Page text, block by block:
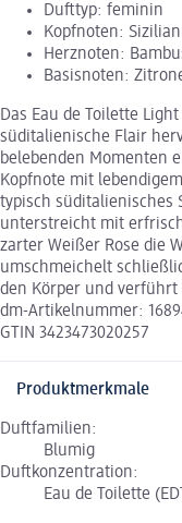
Dufttyp: feminin
Kopfnoten:
Herznoten:
Basisnoten:
Das Eau de Toilette Light
süditalienische Flair
belebenden Momenten
Kopfnote mit
typisch süditalienisches
unterstreicht mit
zarter Weißer Rose die
umschmeichelt
den Körper und
dm-Artikelnummer:
GTIN 3423473020257
Produktmerkmale
Duftfamilien:
Blumig
Duftkonzentration:
Eau de Toilette